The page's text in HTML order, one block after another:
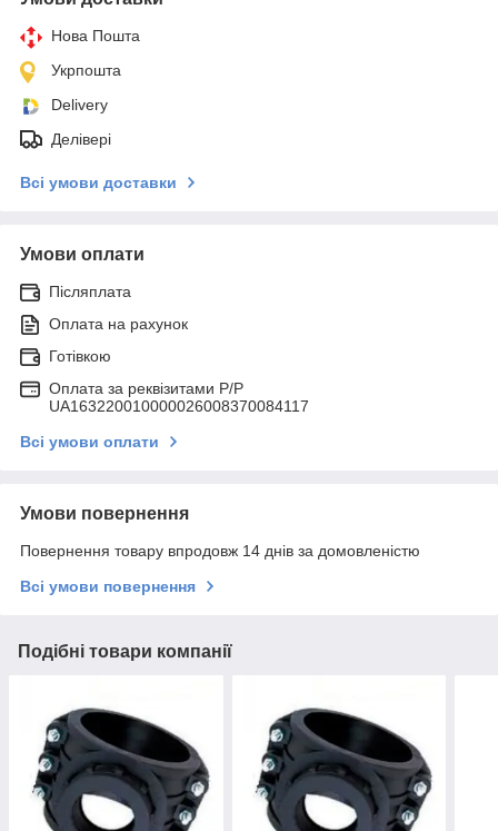
Нова Пошта
Укрпошта
Delivery
Делівері
Всі умови доставки
Умови оплати
Післяплата
Оплата на рахунок
Готівкою
Оплата за реквізитами P/Р
UA163220010000026008370084117
Всі умови оплати
Умови повернення
Повернення товару впродовж 14 днів за домовленістю
Всі умови повернення
Подібні товари компанії